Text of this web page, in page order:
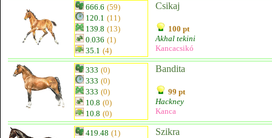
666.6 (59)
120.1 (11)
139.8 (13)
0.036 (1)
35.1 (4)
Csikaj
100 pt
Akhal tekini
Kancacsikó
333 (0)
333 (0)
333 (0)
10.8 (0)
10.8 (0)
Bandita
99 pt
Hackney
Kanca
419.48 (1)
Szikra